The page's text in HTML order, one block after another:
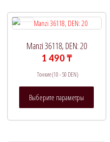
Manzi 36118, DEN: 20
1 490₸
Тонкие (10 - 50 DEN)
Выберите параметры